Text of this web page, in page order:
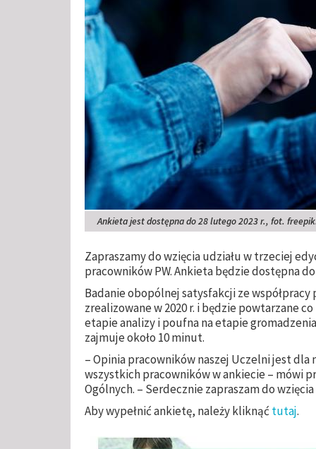
Ankieta jest dostępna do 28 lutego 2023 r., fot.
Zapraszamy do wzięcia udziału w trzeciej
pracowników PW. Ankieta będzie dostępna do
Badanie obopólnej satysfakcji ze współpracy
zrealizowane w 2020 r. i będzie powtarzane
etapie analizy i poufna na etapie
zajmuje około 10 minut.
– Opinia pracowników naszej Uczelni jest
wszystkich pracowników w ankiecie– mówi
Ogólnych. – Serdecznie zapraszam do
Aby wypełnić ankietę, należy kliknąć tutaj.